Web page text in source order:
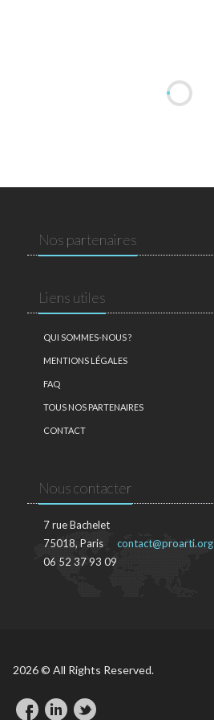
Nos partenaires
Liens utiles
QUI SOMMES-NOUS ?
MENTIONS LÉGALES
FAQ
TOUS NOS PARTENAIRES
CONTACT
Nous contacter
7 rue Bachelet
75018, Paris
06 52 37 93 09
contact@proarti.org
2026 © All Rights Reserved.